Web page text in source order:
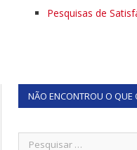
Pesquisas de
NÃO ENCONTROU O QUE